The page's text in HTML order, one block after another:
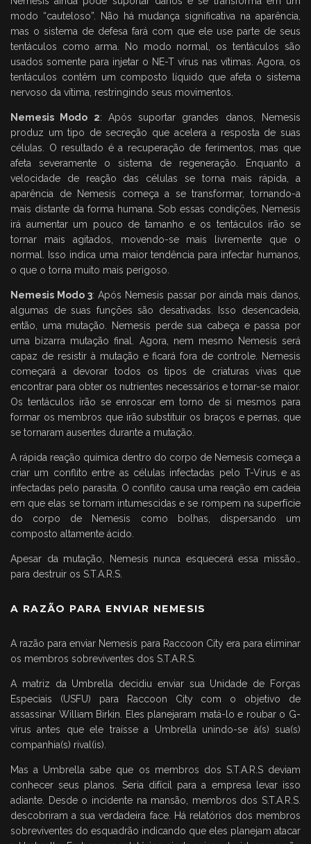
modo “cauteloso”. Não há mudança significativa na aparência,
mas o sistema de defesa fará com que ele use parte de seus
tentáculos como arma. No modo normal, os tentáculos são
usados somente para injetar o NE-T vírus nas vítimas. Agora, os
tentáculos contêm um composto líquido que afeta o sistema
nervoso da vítima, restringindo seus movimentos.
Nemesis Modo 2: Após suportar grandes danos, Nemesis
produz um tipo de secreção que acelera a resposta de suas
células. O resultado é a recuperação de ferimentos, mas que
afeta severamente o sistema de regeneração. Enquanto a
velocidade de reação das células se torna mais rápida, a
aparência de Nemesis começa a se transformar, tornando-a
mais distante da forma humana. Sob essas condições, Nemesis
irá aumentar um pouco de tamanho e os tentáculos irão se
tornar mais agitados, movendo-se mais livremente que o
normal. Isso indica uma maior tendência para infectar humanos,
o que o torna muito mais perigoso.
Nemesis Modo 3: Após Nemesis passar por ainda mais danos,
algumas de suas funções são desativadas. Isso desencadeia,
então, uma mutação. Nemesis perde sua cabeça e passa por
uma bizarra mutação final. Agora, nem mesmo Nemesis será
capaz de resistir à mutação e ficará fora de controle. Nemesis
começará a devorar todos os tipos de criaturas vivas que
encontrar para obter os nutrientes necessários e tornar-se maior.
Os tentáculos irão se enroscar em torno de si mesmos para
formar os membros que irão substituir os braços e pernas, que
se tornaram ausentes durante a mutação.
A rápida reação química dentro do corpo de Nemesis começa a
criar um conflito entre as células infectadas pelo T-Virus e as
infectadas pelo parasita. O conflito causa uma reação em cadeia
em que elas se tornam intumescidas e se rompem na superfície
do corpo de Nemesis como bolhas, dispersando um
composto altamente ácido.
Apesar da mutação, Nemesis nunca esquecerá essa missão…
para destruir os S.T.A.R.S.
A RAZÃO PARA ENVIAR NEMESIS
A razão para enviar Nemesis para Raccoon City era para eliminar
os membros sobreviventes dos S.T.A.R.S.
A matriz da Umbrella decidiu enviar sua Unidade de Forças
Especiais (USFU) para Raccoon City com o objetivo de
assassinar William Birkin. Eles planejaram matá-lo e roubar o G-
virus antes que ele traísse a Umbrella unindo-se à(s) sua(s)
companhia(s) rival(is).
Mas a Umbrella sabe que os membros dos S.T.A.R.S deviam
conhecer seus planos. Seria difícil para a empresa levar isso
adiante. Desde o incidente na mansão, membros dos S.T.A.R.S.
descobriram a sua verdadeira face. Há relatórios dos membros
sobreviventes do esquadrão indicando que eles planejam atacar